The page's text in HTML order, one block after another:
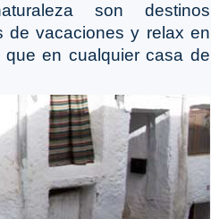
son destinos
de vacaciones y relax en
en cualquier casa de